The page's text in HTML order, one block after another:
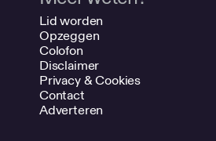
Lid worden
Opzeggen
Colofon
Disclaimer
Privacy & Cookies
Contact
Adverteren